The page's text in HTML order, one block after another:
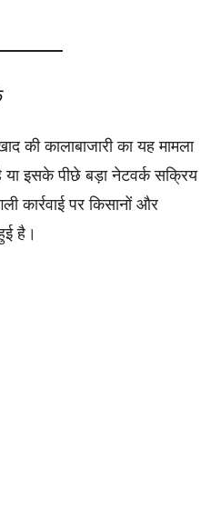
की कालाबाजारी का यह मामला
इसके पीछे बड़ा नेटवर्क सक्रिय
कार्रवाई पर किसानों और
है।